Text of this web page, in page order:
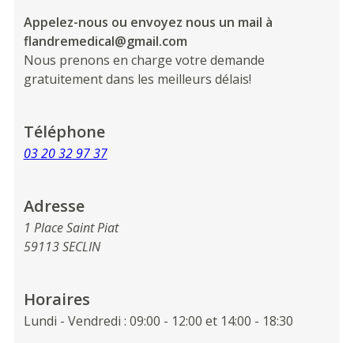
Appelez-nous ou envoyez nous un mail à
flandremedical@gmail.com
Nous prenons en charge votre demande
gratuitement dans les meilleurs délais!
Téléphone
03 20 32 97 37
Adresse
1 Place Saint Piat
59113 SECLIN
Horaires
Lundi - Vendredi : 09:00 - 12:00 et 14:00 - 18:30